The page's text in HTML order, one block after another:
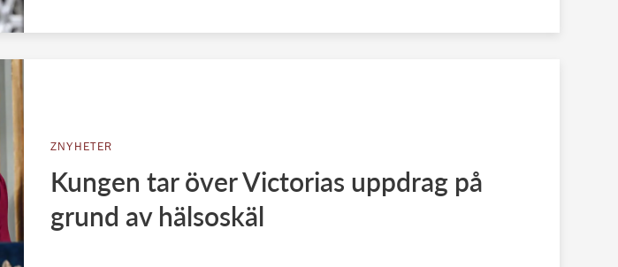
ZNYHETER
Kungen tar över Victorias uppdrag på
grund av hälsoskäl